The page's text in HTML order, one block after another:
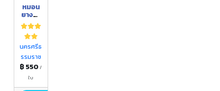
หมอน
ยางพา
รา
นครศรีธ
รรมราช
฿ 550/
ใบ